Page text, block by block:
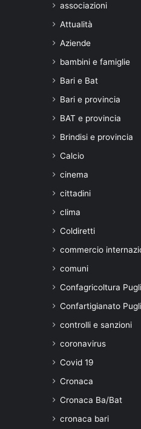
associazioni
Attualità
Aziende
bambini e famiglie
Bari e Bat
Bari e provincia
BAT e provincia
Brindisi e provincia
Calcio
cinema
cittadini
clima
Coldiretti
commercio
comuni
Confagricoltura
Confartigianato
controlli e sanzioni
coronavirus
Covid 19
Cronaca
Cronaca Ba/Bat
cronaca bari